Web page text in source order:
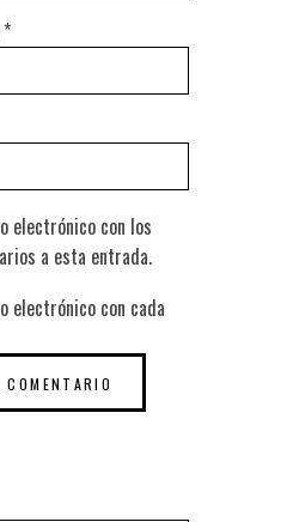
*
electrónico con los
a esta entrada.
electrónico con cada